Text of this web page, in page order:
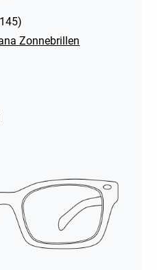
145)
Zonnebrillen